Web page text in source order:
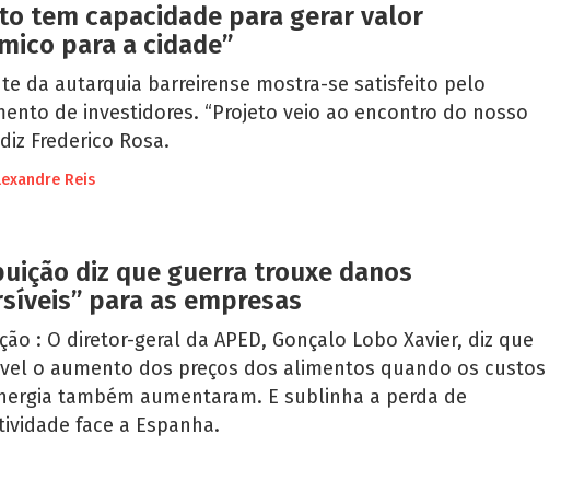
tem capacidade para gerar valor
para a cidade”
da autarquia barreirense mostra-se satisfeito pelo
de investidores. “Projeto veio ao encontro do nosso
Frederico Rosa.
Reis
diz que guerra trouxe danos
para as empresas
: O diretor-geral da APED, Gonçalo Lobo Xavier, diz que
o aumento dos preços dos alimentos quando os custos
também aumentaram. E sublinha a perda de
face a Espanha.